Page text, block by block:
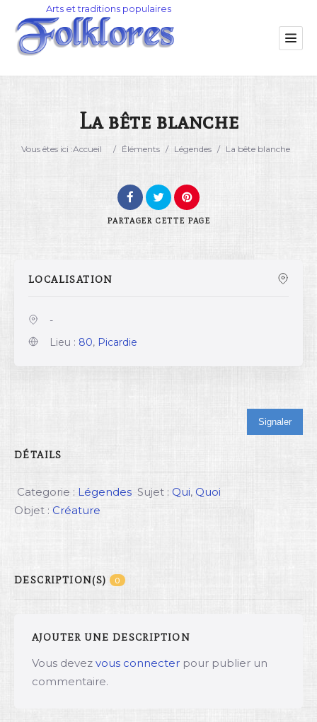
Catégorie
La bête blanche
Vous êtes ici :Accueil / Éléments / Légendes / La bête blanche
PARTAGER CETTE PAGE
LOCALISATION
-
Lieu : 80, Picardie
Signaler
DÉTAILS
Categorie : Légendes Sujet : Qui, Quoi
Objet : Créature
DESCRIPTION(S) 0
AJOUTER UNE DESCRIPTION
Vous devez vous connecter pour publier un
commentaire.